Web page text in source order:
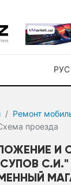
РУС
Ремонт
проезда
И
С.И."